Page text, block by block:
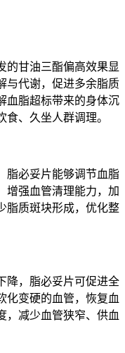
的甘油三酯偏高效果显
与代谢，促进多余脂质
血脂超标带来的身体沉
、久坐人群调理。
脂必妥片能够调节血脂
增强血管清理能力，加
脂质斑块形成，优化整
降，脂必妥片可促进全
化变硬的血管，恢复血
，减少血管狭窄、供血